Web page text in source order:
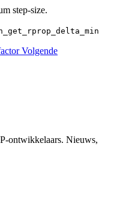
step-size.
Volgende
ontwikkelaars. Nieuws,